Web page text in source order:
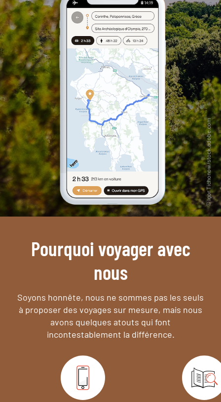
Pourquoi voyager avec
nous
Soyons honnête, nous ne sommes pas les seuls
à proposer des voyages sur mesure, mais nous
avons quelques atouts qui font
incontestablement la différence.